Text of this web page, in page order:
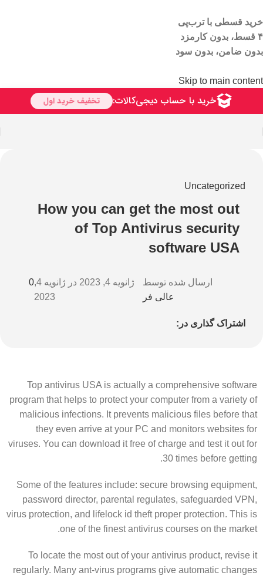
خرید قسطی با ترب‌پی
۴ قسط، بدون کارمزد
بدون ضامن، بدون سود
Skip to main content
Uncategorized
How you can get the most out
of Top Antivirus security
software USA
ارسال شده توسط
عالی فر
ژانویه 4, 2023
در ژانویه 4,
2023
0
اشتراک گذاری در:
Top antivirus USA is actually a comprehensive software
program that helps to protect your computer from a variety of
malicious infections. It prevents malicious files before that
they even arrive at your PC and monitors websites for
viruses. You can download it free of charge and test it out for
30 times before getting.
Some of the features include: secure browsing equipment,
password director, parental regulates, safeguarded VPN,
virus protection, and lifelock id theft proper protection. This is
one of the finest antivirus courses on the market.
To locate the most out of your antivirus product, revise it
regularly. Many ant-virus programs give automatic changes